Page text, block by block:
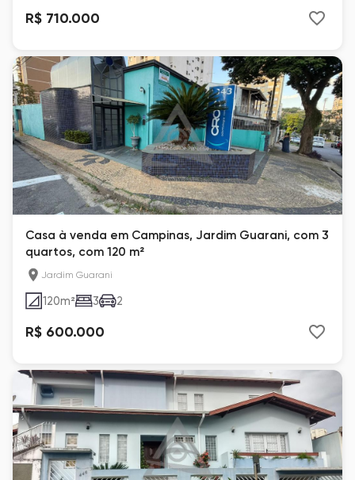
R$ 710.000
Casa à venda em Campinas, Jardim Guarani, com 3
quartos, com 120 m²
Jardim Guarani
120m² 3 2
R$ 600.000